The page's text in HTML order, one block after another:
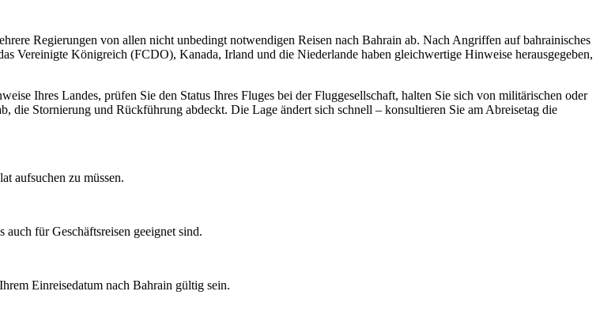
Regierungen von allen nicht unbedingt notwendigen Reisen nach Bahrain ab. Nach Angriffen auf bahrainisches
Vereinigte Königreich (FCDO), Kanada, Irland und die Niederlande haben gleichwertige Hinweise herausgegeben,
Ihres Landes, prüfen Sie den Status Ihres Fluges bei der Fluggesellschaft, halten Sie sich von militärischen oder
Stornierung und Rückführung abdeckt. Die Lage ändert sich schnell – konsultieren Sie am Abreisetag die
aufsuchen zu müssen.
für Geschäftsreisen geeignet sind.
Einreisedatum nach Bahrain gültig sein.